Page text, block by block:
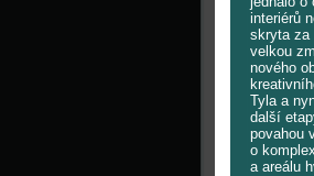
interiérů
skryta za
velkou
nového
Tyla a
další
povahou
o
a areálu